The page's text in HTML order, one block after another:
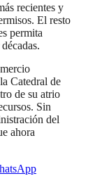
recientes y
El resto
permita
Catedral de
de su atrio
Sin
del
ahora